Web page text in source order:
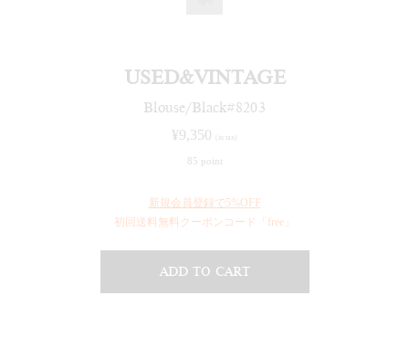
USED&VINTAGE
Blouse/Black#8203
¥9,350 (in tax)
85 point
新規会員登録で5%OFF
初回送料無料クーポンコード「free」
ADD TO CART